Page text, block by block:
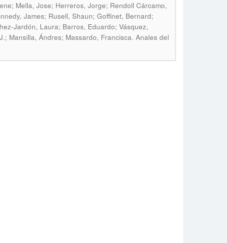
Mella, Jose; Herreros, Jorge; Rendoll Cárcamo,
James; Rusell, Shaun; Goffinet, Bernard;
Jardón, Laura; Barros, Eduardo; Vásquez,
Mansilla, Ándres; Massardo, Francisca. Anales del